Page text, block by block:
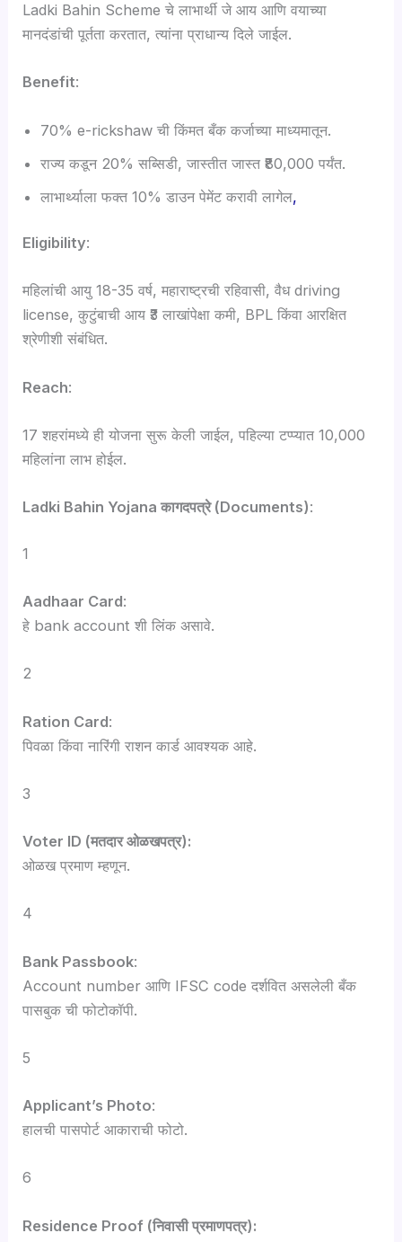
Ladki Bahin Scheme चे लाभार्थी जे आय आणि वयाच्या
मानदंडांची पूर्तता करतात, त्यांना प्राधान्य दिले जाईल.
Benefit:
70% e-rickshaw ची किंमत बँक कर्जाच्या माध्यमातून.
राज्य कडून 20% सब्सिडी, जास्तीत जास्त ₹80,000 पर्यंत.
लाभार्थ्याला फक्त 10% डाउन पेमेंट करावी लागेल,
Eligibility:
महिलांची आयु 18-35 वर्ष, महाराष्ट्रची रहिवासी, वैध driving
license, कुटुंबाची आय ₹3 लाखांपेक्षा कमी, BPL किंवा आरक्षित
श्रेणीशी संबंधित.
Reach:
17 शहरांमध्ये ही योजना सुरू केली जाईल, पहिल्या टप्प्यात 10,000
महिलांना लाभ होईल.
Ladki Bahin Yojana कागदपत्रे (Documents):
1
Aadhaar Card:
हे bank account शी लिंक असावे.
2
Ration Card:
पिवळा किंवा नारिंगी राशन कार्ड आवश्यक आहे.
3
Voter ID (मतदार ओळखपत्र):
ओळख प्रमाण म्हणून.
4
Bank Passbook:
Account number आणि IFSC code दर्शवित असलेली बँक
पासबुक ची फोटोकॉपी.
5
Applicant’s Photo:
हालची पासपोर्ट आकाराची फोटो.
6
Residence Proof (निवासी प्रमाणपत्र):